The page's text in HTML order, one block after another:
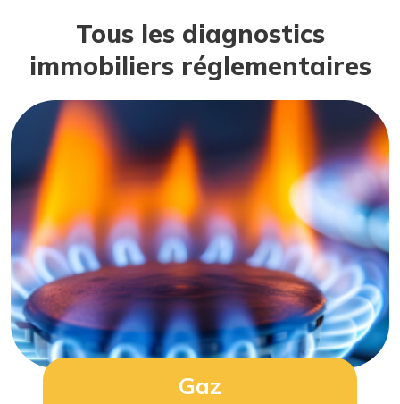
Tous les diagnostics
immobiliers réglementaires
Gaz